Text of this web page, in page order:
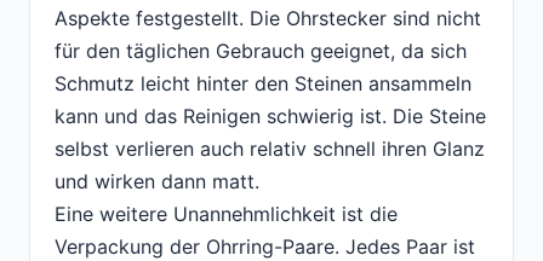
Aspekte festgestellt. Die Ohrstecker sind nicht
für den täglichen Gebrauch geeignet, da sich
Schmutz leicht hinter den Steinen ansammeln
kann und das Reinigen schwierig ist. Die Steine
selbst verlieren auch relativ schnell ihren Glanz
und wirken dann matt.
Eine weitere Unannehmlichkeit ist die
Verpackung der Ohrring-Paare. Jedes Paar ist